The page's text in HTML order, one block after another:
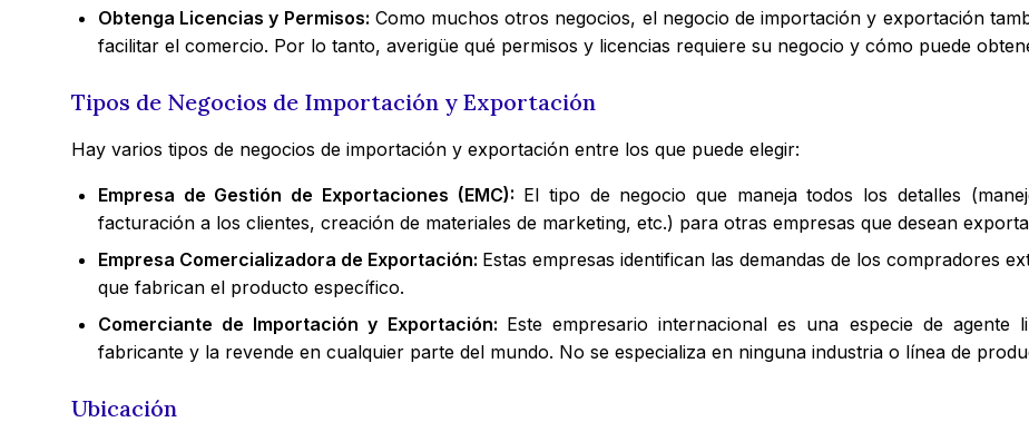
Obtenga Licencias y Permisos: Como muchos otros negocios, el negocio de importación y exportación
facilitar el comercio. Por lo tanto, averigüe qué permisos y licencias requiere su negocio y cómo puede
Tipos de Negocios de Importación y Exportación
Hay varios tipos de negocios de importación y exportación entre los que puede elegir:
Empresa de Gestión de Exportaciones (EMC): El tipo de negocio que maneja todos los detalles
facturación a los clientes, creación de materiales de marketing, etc.) para otras empresas que desean
Empresa Comercializadora de Exportación: Estas empresas identifican las demandas de los compradores
que fabrican el producto específico.
Comerciante de Importación y Exportación: Este empresario internacional es una especie de
fabricante y la revende en cualquier parte del mundo. No se especializa en ninguna industria o línea de
Ubicación